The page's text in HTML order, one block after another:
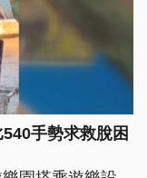
手勢求救脫困